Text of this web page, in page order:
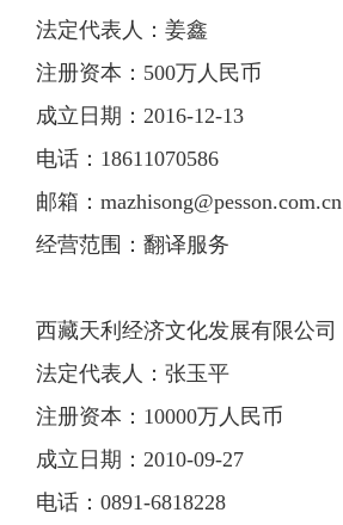
法定代表人：姜鑫
注册资本：500万人民币
成立日期：2016-12-13
电话：18611070586
邮箱： mazhisong@pesson.com.cn
经营范围：翻译服务
西藏天利经济文化发展有限公司
法定代表人：张玉平
注册资本：10000万人民币
成立日期：2010-09-27
电话：0891-6818228